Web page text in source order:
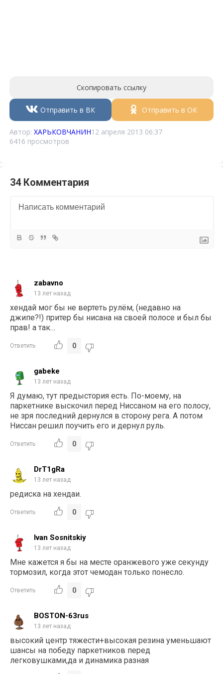
Скопировать ссылку
Отправить в ВК Отправить в ОК
Автор:ХАРЬКОВЧАНИН12 апреля 2013 06:37
6416 просмотров
34 Комментария
zabavno
13 лет назад
хендай мог бы не вертеть рулём, (недавно на
джипе?!) притер бы нисана на своей полосе и был бы
прав! а так…
Ответить 0
gabeke
13 лет назад
Я думаю, тут предыстория есть. По-моему, на
паркетнике выскочил перед Ниссаном на его полосу,
не зря последний дернулся в сторону рега. А потом
Ниссан решил поучить его и дернул руль.
Ответить 0
DrT1gRa
13 лет назад
редиска на хендаи.
Ответить 0
Ivan Sosnitskiy
13 лет назад
Мне кажется я бы на месте оранжевого уже секунду
тормозил, когда этот чемодан только понесло.
Ответить 0
BOSTON-63rus
13 лет назад
высокий центр тяжести+высокая резина уменьшают
шансы на победу паркетников перед
легковушками,да и динамика разная